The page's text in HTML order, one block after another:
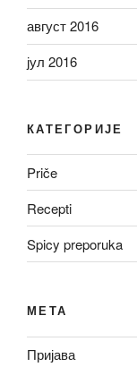
август 2016
јул 2016
КАТЕГОРИЈЕ
Priče
Recepti
Spicy preporuka
МЕТА
Пријава